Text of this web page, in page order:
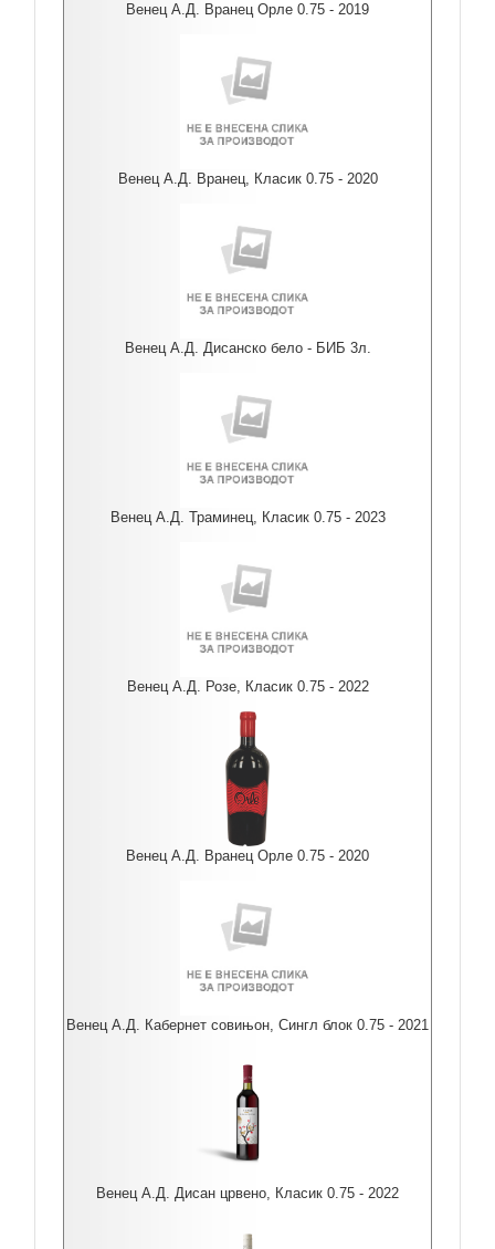
Венец А.Д. Вранец Орле 0.75 - 2019
Венец А.Д. Вранец, Класик 0.75 - 2020
Венец А.Д. Дисанско бело - БИБ 3л.
Венец А.Д. Траминец, Класик 0.75 - 2023
Венец А.Д. Розе, Класик 0.75 - 2022
Венец А.Д. Вранец Орле 0.75 - 2020
Венец А.Д. Кабернет совињон, Сингл блок 0.75 - 2021
Венец А.Д. Дисан црвено, Класик 0.75 - 2022